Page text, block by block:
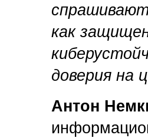
как
доверия на
Антон